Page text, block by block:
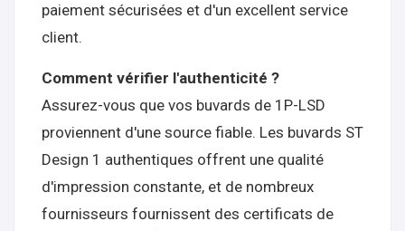
paiement sécurisées et d'un excellent service
client.
Comment vérifier l'authenticité ?
Assurez-vous que vos buvards de 1P-LSD
proviennent d'une source fiable. Les buvards ST
Design 1 authentiques offrent une qualité
d'impression constante, et de nombreux
fournisseurs fournissent des certificats de